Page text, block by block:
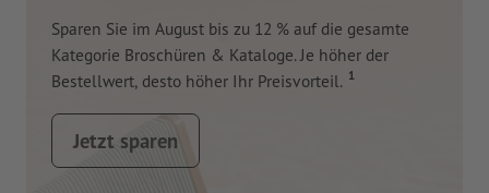
Sparen Sie im August bis zu 12 % auf die gesamte
Kategorie Broschüren & Kataloge. Je höher der
Bestellwert, desto höher Ihr Preisvorteil. 1
Jetzt sparen